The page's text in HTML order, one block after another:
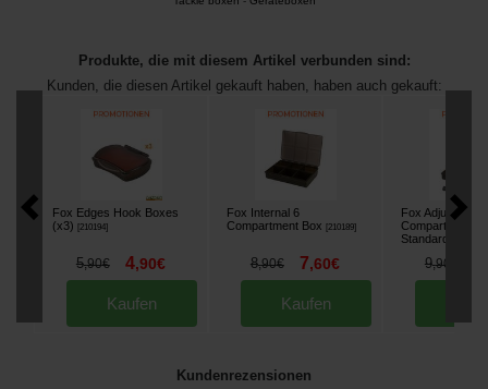
Produkte, die mit diesem Artikel verbunden sind:
Kunden, die diesen Artikel gekauft haben, haben auch gekauft:
Fox Edges Hook Boxes
(x3) [210194]
5,90€ 4,90€
Kaufen
Fox Internal 6
Compartment Box [210189]
8,90€ 7,60€
Kaufen
Fox Adjustable
Compartment
Standard
9,90
Kundenrezensionen